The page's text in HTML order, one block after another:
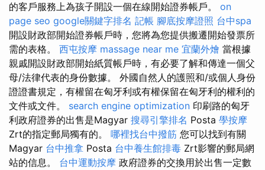
的客戶服務上為孩子開設一個在線開始證券帳戶。 on
page seo google關鍵字排名 記帳 腳底按摩證照 台中spa
開設財政部開始證券帳戶時，您將為您提供搬遷開始發票所
需的表格。 西屯按摩 massage near me 宜蘭外燴 當根據
親戚開設財政部開始紙質帳戶時，有必要了解和傳達一個父
母/法律代表的身份數據。 外國自然人的護照和/或個人身份
證證書規定，有權留在匈牙利或有權保留在匈牙利的權利的
文件或文件。 search engine optimization 印刷路的匈牙
利政府證券的出售是Magyar 搜尋引擎排名 Posta 學按摩
Zrt的指定郵局獨有的。 哪裡找台中撥筋 您可以找到有關
Magyar 台中推拿 Posta 台中養生館排毒 Zrt影響的郵局網
站的信息。 台中運動按摩 政府證券的交換用於出售一定數